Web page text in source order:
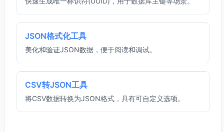
JSON格式化工具
美化和验证JSON数据，便于阅读和调试。
CSV转JSON工具
将CSV数据转换为JSON格式，具有可自定义选项。